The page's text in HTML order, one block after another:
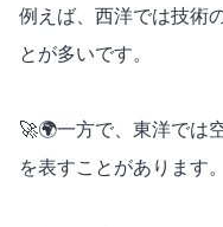
例えば、西洋では技術
とが多いです。
🚀🌍一方で、東洋では
を表すことがあります。